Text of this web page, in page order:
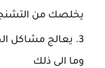
يخلصك من
يعالج مشاكل
وما الى ذلك